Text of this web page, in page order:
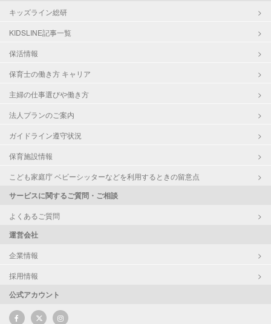
キッズライン総研
KIDSLINE記事一覧
保活情報
保育士の働き方 キャリア
主婦の仕事選びや働き方
法人プランのご案内
ガイドライン遵守状況
保育施設情報
こども家庭庁 ベビーシッターなどを利用するときの留意点
サービスに関するご質問・ご相談
よくあるご質問
運営会社
企業情報
採用情報
公式アカウント